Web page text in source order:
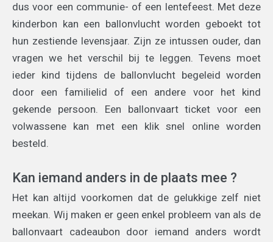
dus voor een communie- of een lentefeest. Met deze
kinderbon kan een ballonvlucht worden geboekt tot
hun zestiende levensjaar. Zijn ze intussen ouder, dan
vragen we het verschil bij te leggen. Tevens moet
ieder kind tijdens de ballonvlucht begeleid worden
door een familielid of een andere voor het kind
gekende persoon. Een ballonvaart ticket voor een
volwassene kan met een klik snel online worden
besteld.
Kan iemand anders in de plaats mee ?
Het kan altijd voorkomen dat de gelukkige zelf niet
meekan. Wij maken er geen enkel probleem van als de
ballonvaart cadeaubon door iemand anders wordt